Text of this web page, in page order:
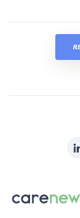
sur:
Le